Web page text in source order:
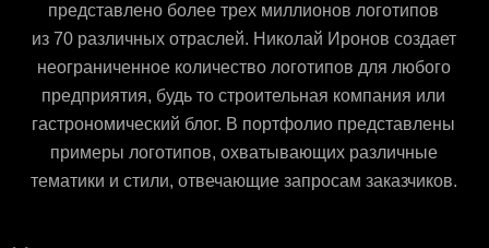
представлено более трех миллионов логотипов
из 70 различных отраслей. Николай Иронов создает
неограниченное количество логотипов для любого
предприятия, будь то строительная компания или
гастрономический блог. В портфолио представлены
примеры логотипов, охватывающих различные
тематики и стили, отвечающие запросам заказчиков.